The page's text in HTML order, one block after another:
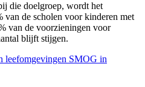
die doelgroep, wordt het
van de scholen voor kinderen met
van de voorzieningen voor
blijft stijgen.
leefomgevingen SMOG in